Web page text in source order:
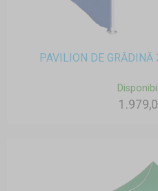
PAVILION DE